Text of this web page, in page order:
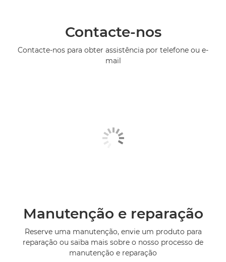
Contacte-nos
Contacte-nos para obter assistência por telefone ou e-
mail
Manutenção e reparação
Reserve uma manutenção, envie um produto para
reparação ou saiba mais sobre o nosso processo de
manutenção e reparação